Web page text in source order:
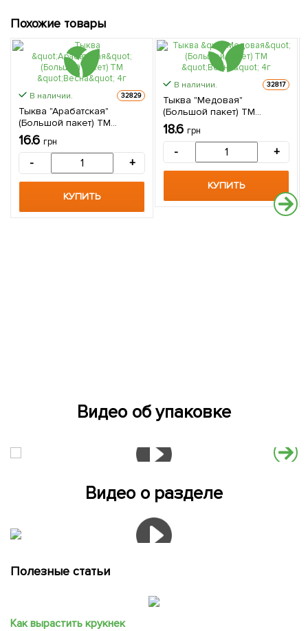
Похожие товары
В наличии. 32829
Тыква "Арабатская"
(Большой пакет) ТМ
"Весна" 4г
16.6 грн
- +
КУПИТЬ
В наличии. 32817
Тыква "Медовая"
(Большой пакет) ТМ
"Весна" 4г
18.6 грн
- +
КУПИТЬ
Видео об упаковке
Видео о разделе
Полезные статьи
Как вырастить крукнек